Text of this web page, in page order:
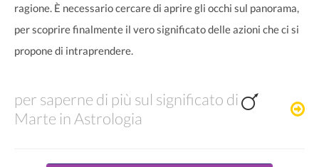
ragione. È necessario cercare di aprire gli occhi sul panorama,
per scoprire finalmente il vero significato delle azioni che ci si
propone di intraprendere.
per saperne di più sul significato di
Marte in Astrologia